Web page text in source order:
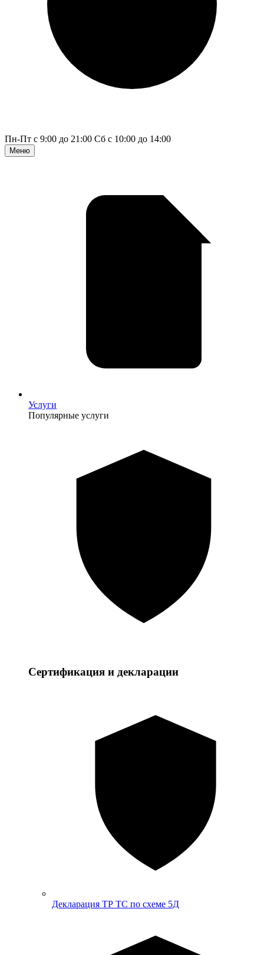
Пн-Пт с 9:00 до 21:00 Сб с 10:00 до 14:00
Меню
Услуги
Популярные услуги
Сертификация и декларации
Декларация ТР ТС по схеме 5Д